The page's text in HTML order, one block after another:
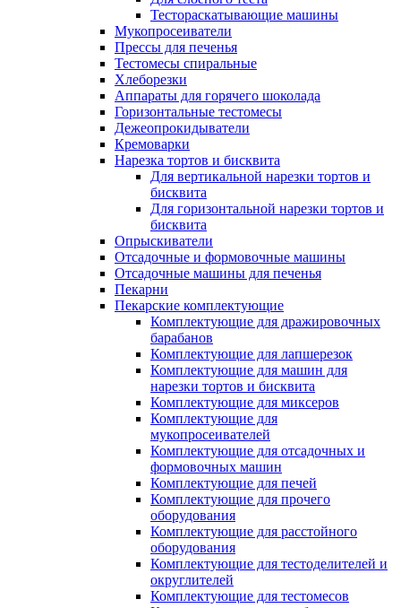
Тестораскатывающие машины
Мукопросеиватели
Прессы для печенья
Тестомесы спиральные
Хлеборезки
Аппараты для горячего шоколада
Горизонтальные тестомесы
Дежеопрокидыватели
Кремоварки
Нарезка тортов и бисквита
Для вертикальной нарезки тортов и
бисквита
Для горизонтальной нарезки тортов и
бисквита
Опрыскиватели
Отсадочные и формовочные машины
Отсадочные машины для печенья
Пекарни
Пекарские комплектующие
Комплектующие для дражировочных
барабанов
Комплектующие для лапшерезок
Комплектующие для машин для
нарезки тортов и бисквита
Комплектующие для миксеров
Комплектующие для
мукопросеивателей
Комплектующие для отсадочных и
формовочных машин
Комплектующие для печей
Комплектующие для прочего
оборудования
Комплектующие для расстойного
оборудования
Комплектующие для тестоделителей и
округлителей
Комплектующие для тестомесов